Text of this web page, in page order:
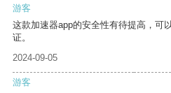
游客
这款加速器app的安全性有待提高，可
证。
2024-09-05
游客